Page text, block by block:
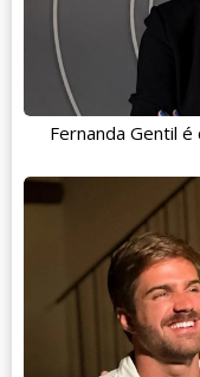
Fernanda Gentil